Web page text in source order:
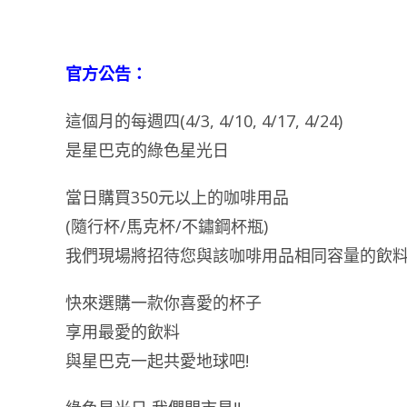
官方公告：
這個月的每週四(4/3, 4/10, 4/17, 4/24)
是星巴克的綠色星光日
當日購買350元以上的咖啡用品
(隨行杯/馬克杯/不鏽鋼杯瓶)
我們現場將招待您與該咖啡用品相同容量的飲
快來選購一款你喜愛的杯子
享用最愛的飲料
與星巴克一起共愛地球吧!